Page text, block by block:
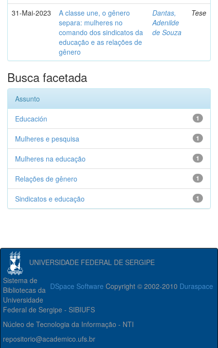
31-Mai-2023
A classe une, o gênero
separa: mulheres no
comando dos sindicatos da
educação e as relações de
gênero
Dantas,
Adenilde
de Souza
Tese
Busca facetada
Assunto
1
Educación
1
Mulheres e pesquisa
1
Mulheres na educação
1
Relações de gênero
1
Sindicatos e educação
UNIVERSIDADE FEDERAL DE SERGIPE
DSpace Software Copyright © 2002-2010 Duraspace
Sistema de
Bibliotecas da
Universidade
Federal de Sergipe - SIBIUFS
Núcleo de Tecnologia da Informação - NTI
repositorio@academico.ufs.br